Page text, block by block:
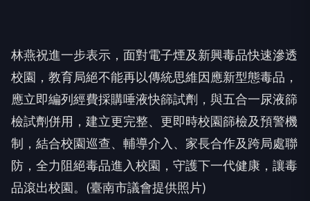
林燕祝進一步表示，面對電子煙及新興毒品快速滲透
校園，教育局絕不能再以傳統思維因應新型態毒品，
應立即編列經費採購唾液快篩試劑，與五合一尿液篩
檢試劑併用，建立更完整、更即時校園篩檢及預警機
制，結合校園巡查、輔導介入、家長合作及跨局處聯
防，全力阻絕毒品進入校園，守護下一代健康，讓毒
品滾出校園。(臺南市議會提供照片)